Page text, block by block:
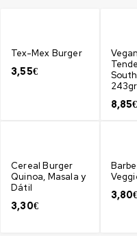
Tex-Mex Burger
3,55€
243gr
8,85€
Cereal Burger
Quinoa, Masala y
Dátil
3,30€
3,80€